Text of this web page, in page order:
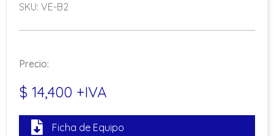
SKU: VE-B2
Precio:
$ 14,400 +IVA
Ficha de Equipo